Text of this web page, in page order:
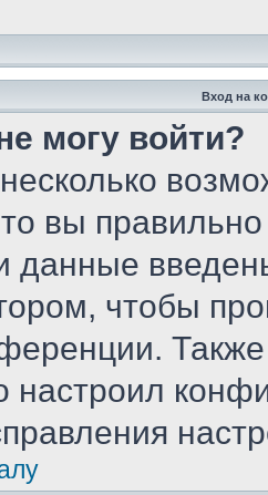
Вход на
могу войти?
вы
данные
чтобы
настроил